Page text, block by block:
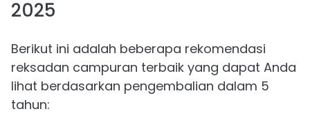
2025
Berikut ini adalah beberapa rekomendasi
reksadan campuran terbaik yang dapat Anda
lihat berdasarkan pengembalian dalam 5
tahun: